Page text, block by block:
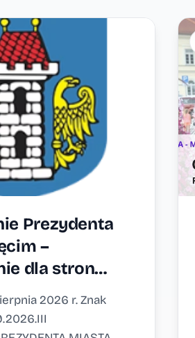
Prezydenta
–
dla stron
w sprawie
2026 r. Znak